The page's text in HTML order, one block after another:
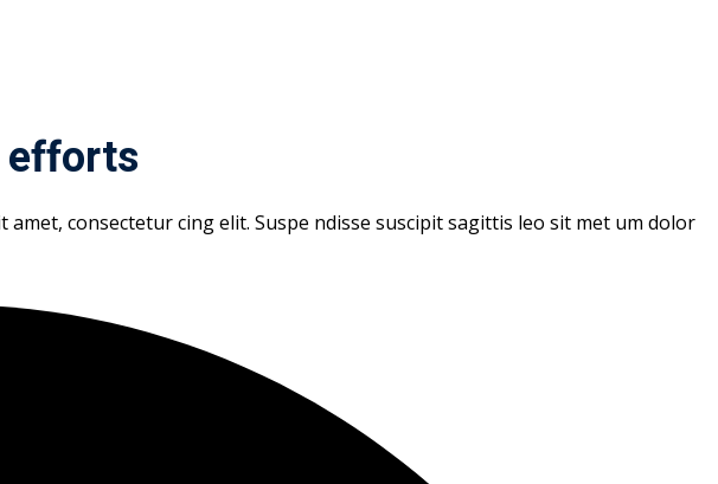
efforts
consectetur cing elit. Suspe ndisse suscipit sagittis leo sit met um dolor